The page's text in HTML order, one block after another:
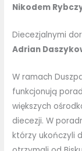
Nikodem
Diecezjalnymi
Adrian
W ramach
funkcjonują
większych
diecezji. W
którzy ukończyli